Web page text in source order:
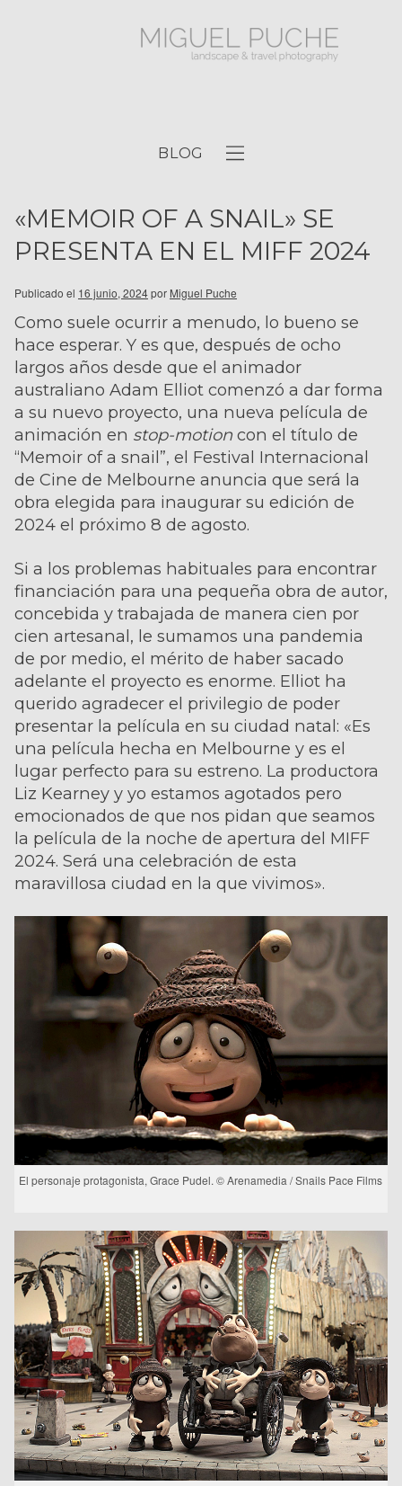
BLOG
«MEMOIR OF A SNAIL» SE
PRESENTA EN EL MIFF 2024
Publicado el 16 junio, 2024por Miguel Puche
Como suele ocurrir a menudo, lo bueno se
hace esperar. Y es que, después de ocho
largos años desde que el animador
australiano Adam Elliot comenzó a dar forma
a su nuevo proyecto, una nueva película de
animación en stop-motion con el título de
“Memoir of a snail”, el Festival Internacional
de Cine de Melbourne anuncia que será la
obra elegida para inaugurar su edición de
2024 el próximo 8 de agosto.
Si a los problemas habituales para encontrar
financiación para una pequeña obra de autor,
concebida y trabajada de manera cien por
cien artesanal, le sumamos una pandemia
de por medio, el mérito de haber sacado
adelante el proyecto es enorme. Elliot ha
querido agradecer el privilegio de poder
presentar la película en su ciudad natal: «Es
una película hecha en Melbourne y es el
lugar perfecto para su estreno. La productora
Liz Kearney y yo estamos agotados pero
emocionados de que nos pidan que seamos
la película de la noche de apertura del MIFF
2024. Será una celebración de esta
maravillosa ciudad en la que vivimos».
El personaje protagonista, Grace Pudel. © Arenamedia / Snails Pace Films